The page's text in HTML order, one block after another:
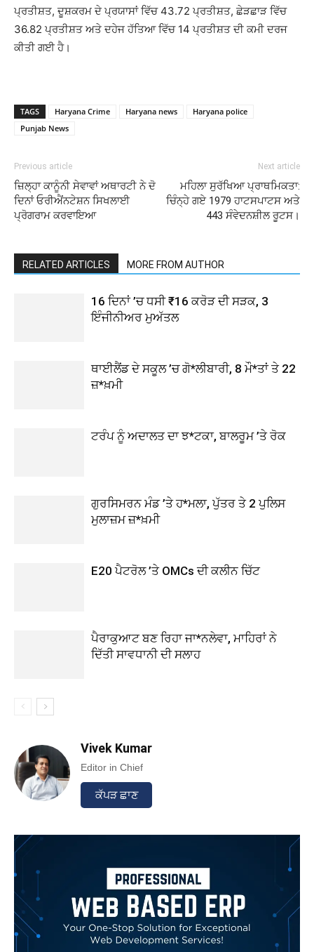
ਪ੍ਰਤੀਸ਼ਤ, ਦੂਸ਼ਕਰਮ ਦੇ ਪ੍ਰਯਾਸਾਂ ਵਿੱਚ 43.72 ਪ੍ਰਤੀਸ਼ਤ, ਛੇੜਛਾੜ ਵਿੱਚ
36.82 ਪ੍ਰਤੀਸ਼ਤ ਅਤੇ ਦਹੇਜ ਹੱਤਿਆ ਵਿੱਚ 14 ਪ੍ਰਤੀਸ਼ਤ ਦੀ ਕਮੀ ਦਰਜ
ਕੀਤੀ ਗਈ ਹੈ।
TAGS Haryana Crime Haryana news
Haryana police
Punjab News
Previous article
ਜ਼ਿਲ੍ਹਾ ਕਾਨੂੰਨੀ ਸੇਵਾਵਾਂ ਅਥਾਰਟੀ ਨੇ ਦੋ
ਦਿਨਾਂ ਓਰੀਐਂਨਟੇਸ਼ਨ ਸਿਖਲਾਈ
ਪ੍ਰੋਗਰਾਮ ਕਰਵਾਇਆ
Next article
ਮਹਿਲਾ ਸੁਰੱਖਿਆ ਪ੍ਰਾਥਮਿਕਤਾ:
ਚਿੰਨ੍ਹੇ ਗਏ 1979 ਹਾਟਸਪਾਟਸ ਅਤੇ
443 ਸੰਵੇਦਨਸ਼ੀਲ ਰੂਟਸ।
RELATED ARTICLES MORE FROM AUTHOR
16 ਦਿਨਾਂ ’ਚ ਧਸੀ ₹16 ਕਰੋੜ ਦੀ ਸੜਕ, 3
ਇੰਜੀਨੀਅਰ ਮੁਅੱਤਲ
ਥਾਈਲੈਂਡ ਦੇ ਸਕੂਲ ’ਚ ਗੋ*ਲੀਬਾਰੀ, 8 ਮੌ*ਤਾਂ ਤੇ 22
ਜ਼*ਖ਼ਮੀ
ਟਰੰਪ ਨੂੰ ਅਦਾਲਤ ਦਾ ਝ*ਟਕਾ, ਬਾਲਰੂਮ ’ਤੇ ਰੋਕ
ਗੁਰਸਿਮਰਨ ਮੰਡ ’ਤੇ ਹ*ਮਲਾ, ਪੁੱਤਰ ਤੇ 2 ਪੁਲਿਸ
ਮੁਲਾਜ਼ਮ ਜ਼*ਖ਼ਮੀ
E20 ਪੈਟਰੋਲ ’ਤੇ OMCs ਦੀ ਕਲੀਨ ਚਿੱਟ
ਪੈਰਾਕੁਆਟ ਬਣ ਰਿਹਾ ਜਾ*ਨਲੇਵਾ, ਮਾਹਿਰਾਂ ਨੇ
ਦਿੱਤੀ ਸਾਵਧਾਨੀ ਦੀ ਸਲਾਹ
Vivek Kumar
Editor in Chief
ਕੱਪੜ ਛਾਣ